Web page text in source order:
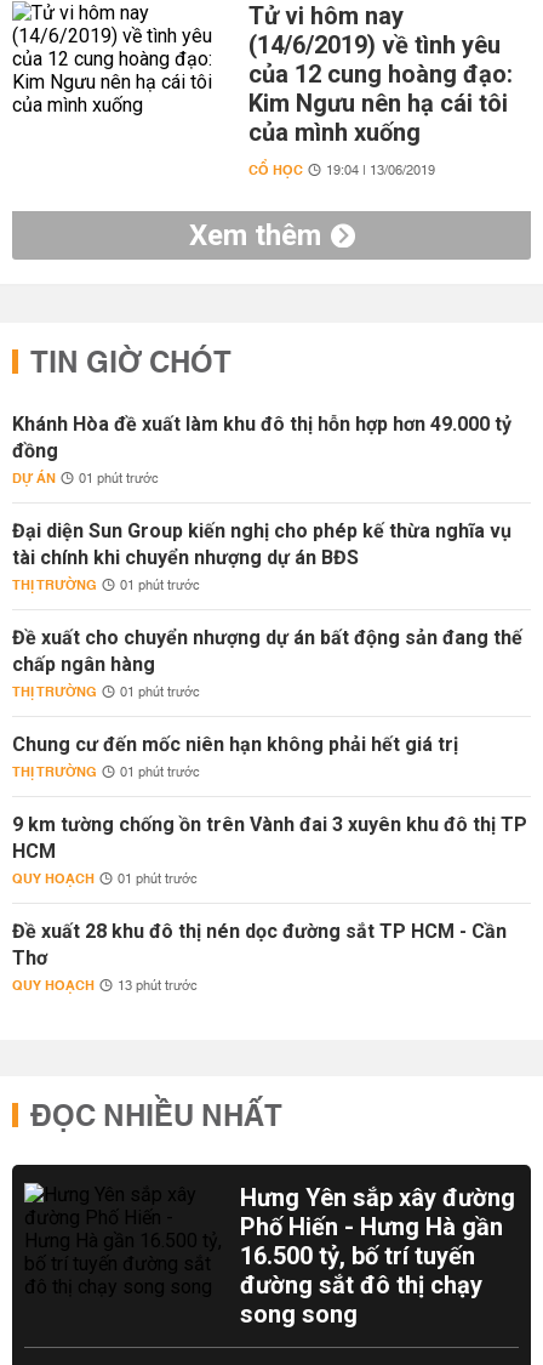
Tử vi hôm nay
(14/6/2019) về tình yêu
của 12 cung hoàng đạo:
Kim Ngưu nên hạ cái tôi
của mình xuống
CỔ HỌC 19:04 | 13/06/2019
Xem thêm
TIN GIỜ CHÓT
Khánh Hòa đề xuất làm khu đô thị hỗn hợp hơn 49.000 tỷ
đồng
DỰ ÁN 01 phút trước
Đại diện Sun Group kiến nghị cho phép kế thừa nghĩa vụ
tài chính khi chuyển nhượng dự án BĐS
THỊ TRƯỜNG 01 phút trước
Đề xuất cho chuyển nhượng dự án bất động sản đang thế
chấp ngân hàng
THỊ TRƯỜNG 01 phút trước
Chung cư đến mốc niên hạn không phải hết giá trị
THỊ TRƯỜNG 01 phút trước
9 km tường chống ồn trên Vành đai 3 xuyên khu đô thị TP
HCM
QUY HOẠCH 01 phút trước
Đề xuất 28 khu đô thị nén dọc đường sắt TP HCM - Cần
Thơ
QUY HOẠCH 13 phút trước
ĐỌC NHIỀU NHẤT
Hưng Yên sắp xây đường
Phố Hiến - Hưng Hà gần
16.500 tỷ, bố trí tuyến
đường sắt đô thị chạy
song song